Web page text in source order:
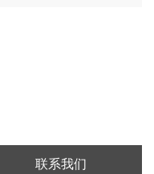
联系我们